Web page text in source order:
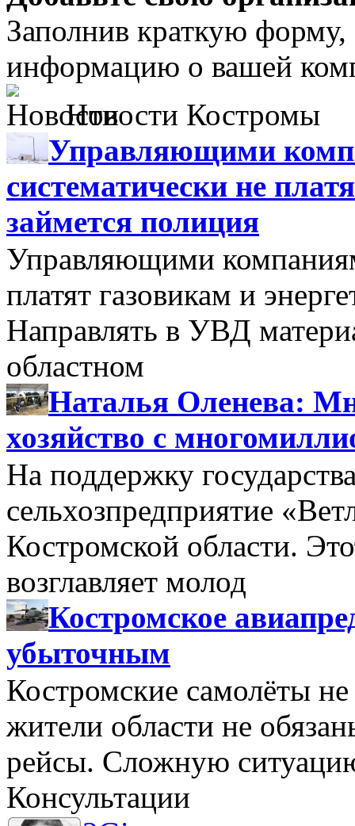
Заполнив краткую
информацию о вашей
Новости Костромы
Управляющими
систематически не
займется полиция
Управляющими
платят газовикам и
Направлять в УВД
областном
Наталья Оленева:
хозяйство с
На поддержку
сельхозпредприятие
Костромской области.
возглавляет молод
Костромское
убыточным
Костромские самолёты
жители области не
рейсы. Сложную
Консультации